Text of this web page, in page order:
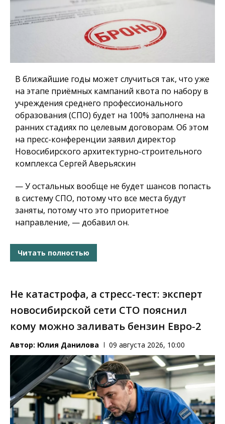
В ближайшие годы может случиться так, что уже
на этапе приёмных кампаний квота по набору в
учреждения среднего профессионального
образования (СПО) будет на 100% заполнена на
ранних стадиях по целевым договорам. Об этом
на пресс-конференции заявил директор
Новосибирского архитектурно-строительного
комплекса Сергей Аверьяскин
— У остальных вообще не будет шансов попасть
в систему СПО, потому что все места будут
заняты, потому что это приоритетное
направление, — добавил он.
Читать полностью
Не катастрофа, а стресс-тест: эксперт
новосибирской сети СТО пояснил
кому можно заливать бензин Евро‑2
Автор: Юлия Данилова 09 августа 2026, 10:00